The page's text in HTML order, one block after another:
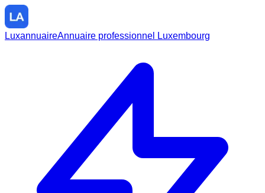
LuxannuaireAnnuaire professionnel Luxembourg